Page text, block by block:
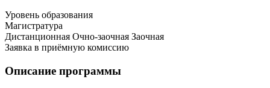
Уровень образования
Магистратура
Дистанционная Очно-заочная Заочная
Заявка в приёмную комиссию
Описание программы